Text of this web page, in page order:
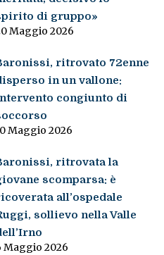
di gruppo»
Maggio 2026
ritrovato 72enne
in un vallone:
congiunto di
Maggio 2026
ritrovata la
scomparsa: è
all’ospedale
sollievo nella Valle
Maggio 2026